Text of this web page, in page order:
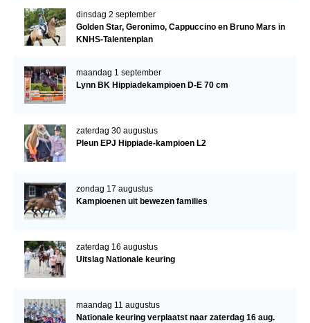
dinsdag 2 september
Golden Star, Geronimo, Cappuccino en Bruno Mars in
KNHS-Talentenplan
maandag 1 september
Lynn BK Hippiadekampioen D-E 70 cm
zaterdag 30 augustus
Pleun EPJ Hippiade-kampioen L2
zondag 17 augustus
Kampioenen uit bewezen families
zaterdag 16 augustus
Uitslag Nationale keuring
maandag 11 augustus
Nationale keuring verplaatst naar zaterdag 16 aug.